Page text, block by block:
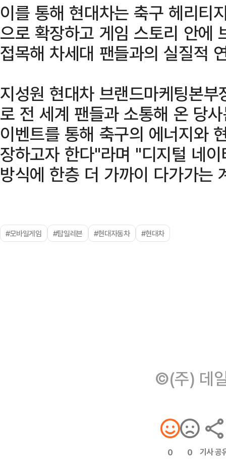
이를 통해 현대차는 축구 헤리티
으로 확장하고 게임 스토리 안에
접목해 차세대 팬들과의 실질적
지성원 현대차 브랜드마케팅본
로 전 세계 팬들과 소통해 온 당
이벤트를 통해 축구의 에너지와
장하고자 한다"라며 "디지털 네
방식에 한층 더 가까이 다가가는
#모바일게임 #탑일레븐 #현대자동차 #현대차
©(주) 데
0 0 기사 공